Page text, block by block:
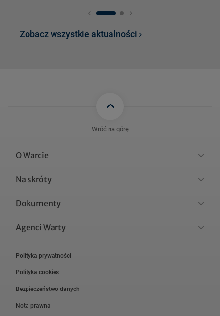
Zobacz wszystkie aktualności
Wróć na górę
O Warcie
Na skróty
Dokumenty
Agenci Warty
Polityka prywatności
Polityka cookies
Bezpieczeństwo danych
Nota prawna